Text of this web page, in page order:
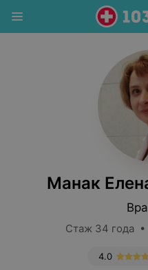
Манак
Стаж 34 года •
4.0